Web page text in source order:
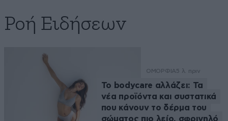
Ροή Ειδήσεων
ΟΜΟΡΦΙΑ5 λ. πριν
Το bodycare αλλάζει: Τα
νέα προϊόντα και συστατικά
που κάνουν το δέρμα του
σώματος πιο λείο, σφριγηλό